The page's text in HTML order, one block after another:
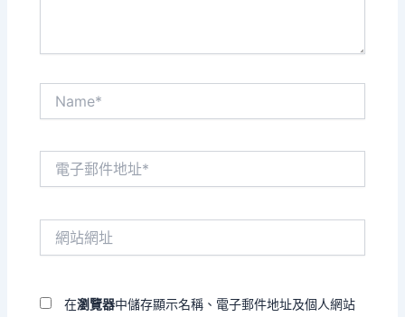
在瀏覽器中儲存顯示名稱、電子郵件地址及個人網站